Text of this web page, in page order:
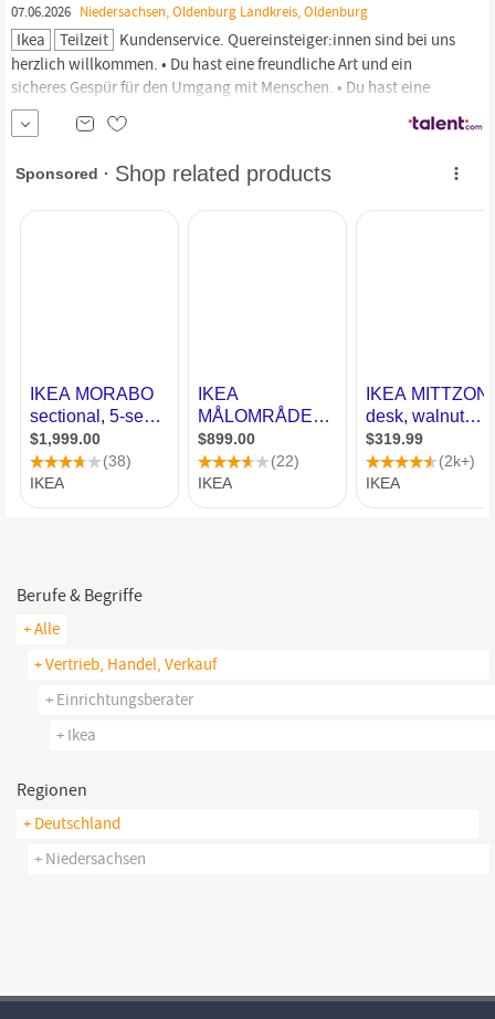
07.06.2026 Niedersachsen, Oldenburg Landkreis, Oldenburg
Ikea Teilzeit Kundenservice. Quereinsteiger:innen sind bei uns
herzlich willkommen. • Du hast eine freundliche Art und ein
sicheres Gespür für den Umgang mit Menschen. • Du hast eine
Leidenschaft für
sorgfältig und genau. So gestaltet sich dein Tag bei uns • Du
Berufe & Begriffe
+ Alle
+ Vertrieb, Handel, Verkauf
+ Einrichtungsberater
+ Ikea
Regionen
+ Deutschland
+ Niedersachsen